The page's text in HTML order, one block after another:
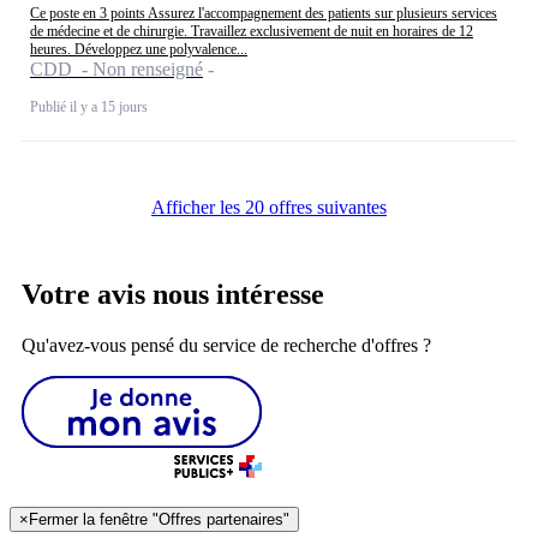
Ce poste en 3 points Assurez l'accompagnement des patients sur plusieurs services
de médecine et de chirurgie. Travaillez exclusivement de nuit en horaires de 12
heures. Développez une polyvalence...
CDD - Non renseigné
Publié il y a 15 jours
Afficher les 20 offres suivantes
Votre avis nous intéresse
Qu'avez-vous pensé du service de recherche d'offres ?
×Fermer la fenêtre "Offres partenaires"